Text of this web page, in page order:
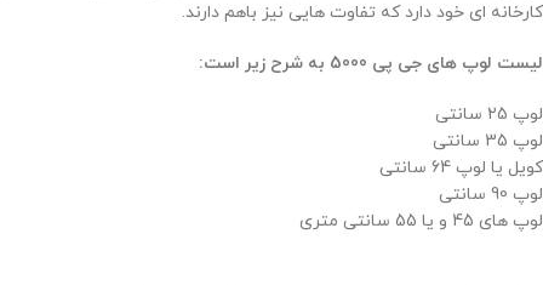
کارخانه ای خود دارد که تفاوت هایی نیز باهم دارند.
لیست لوپ های جی پی 5000 به شرح زیر است:
لوپ 25 سانتی
لوپ 35 سانتی
کویل یا لوپ 64 سانتی
لوپ 90 سانتی
لوپ های 45 و یا 55 سانتی متری